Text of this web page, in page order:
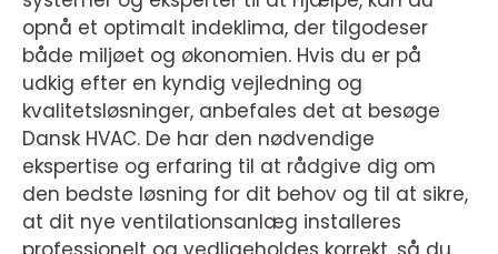
opnå et optimalt indeklima, der tilgodeser
både miljøet og økonomien. Hvis du er på
udkig efter en kyndig vejledning og
kvalitetsløsninger, anbefales det at besøge
Dansk HVAC. De har den nødvendige
ekspertise og erfaring til at rådgive dig om
den bedste løsning for dit behov og til at sikre,
at dit nye ventilationsanlæg installeres